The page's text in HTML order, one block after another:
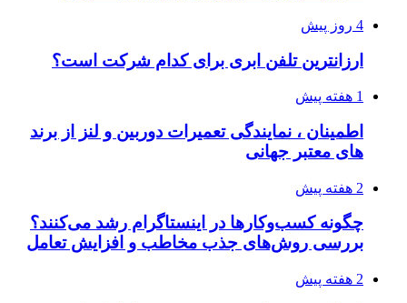
4 روز پیش
ارزانترین تلفن ابری برای کدام شرکت است؟
1 هفته پیش
اطمینان ، نمایندگی تعمیرات دوربین و لنز از برند
های معتبر جهانی
2 هفته پیش
چگونه کسب‌وکارها در اینستاگرام رشد می‌کنند؟
بررسی روش‌های جذب مخاطب و افزایش تعامل
2 هفته پیش